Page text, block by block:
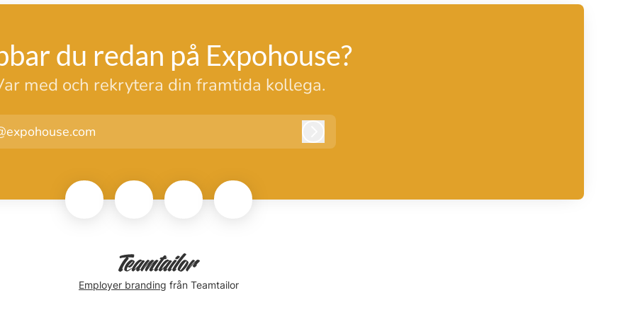
du redan på Expohouse?
med och rekrytera din framtida kollega.
Employer branding från Teamtailor